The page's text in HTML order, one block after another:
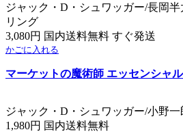
ジャック・D・シュワッガー/長岡
リング
3,080円 国内送料無料 すぐ発送
かごに入れる
マーケットの魔術師 エッセンシャ
ジャック・D・シュワッガー/小野
1,980円 国内送料無料